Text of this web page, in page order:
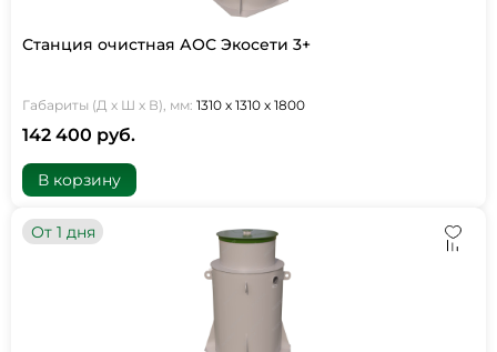
Станция очистная АОС Экосети 3+
Габариты (Д х Ш х В), мм: 1310 х 1310 х 1800
142 400 руб.
В корзину
От 1 дня